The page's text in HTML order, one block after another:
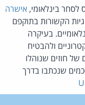
לסחר בינלאומי, אישרה
הקשורות בתוקפם
בעיקרה
ולהבטיח
חוזים שנוהלו
שנכתבו בדרך